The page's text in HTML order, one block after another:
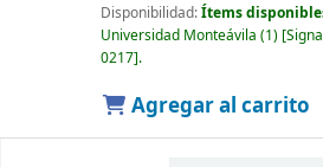
Disponibilidad:Ítems
Universidad Monteávila (1)
0217 .
Agregar al carrito